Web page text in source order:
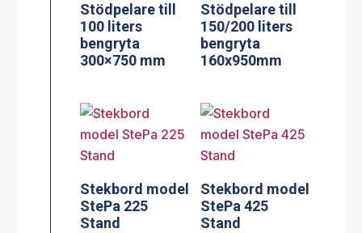
Stödpelare till
100 liters
bengryta
300×750 mm
Stödpelare till
150/200 liters
bengryta
160x950mm
Stekbord model
StePa 225
Stand
Stekbord model
StePa 425
Stand